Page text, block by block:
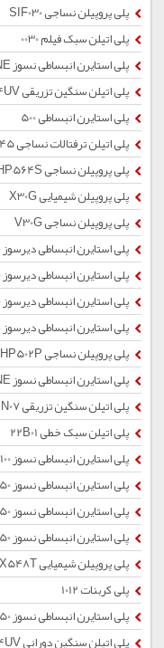
پلی پروپیلن نساجی SIF030
پلی اتیلن سبک فیلم 0030
پلی استایرن انبساطی نسوز FINE
پلی اتیلن سنگین تزریقی 54B04UV
پلی استایرن انبساطی 500
پلی اتیلن ترفتالات نساجی Super Bright TG645
پلی پروپیلن نساجی HP564S
پلی پروپیلن شیمیایی X30G
پلی پروپیلن نساجی V30G
پلی استایرن انبساطی دیرسوز SE150
پلی استایرن انبساطی دیرسوز SE350
پلی استایرن انبساطی دیرسوز SE250
پلی استایرن انبساطی دیرسوز SE100
پلی پروپیلن نساجی HP502P
پلی استایرن انبساطی نسوز SE FINE
پلی اتیلن سنگین تزریقی 62N07
پلی اتیلن سبک خطی 22B01
پلی استایرن انبساطی نسوز SE100
پلی استایرن انبساطی نسوز SE150
پلی استایرن انبساطی نسوز SE350
پلی استایرن انبساطی نسوز SE250
پلی پروپیلن شیمیایی EPX548T
پلی کربنات 1012
پلی استایرن انبساطی نسوز SE50
پلی اتیلن سنگین دورانی 38504UV